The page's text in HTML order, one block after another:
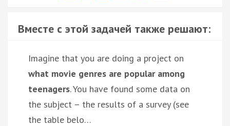
Вместе с этой задачей также решают:
Imagine that you are doing a project on
what movie genres are popular among
teenagers. You have found some data on
the subject – the results of a survey (see
the table belo…